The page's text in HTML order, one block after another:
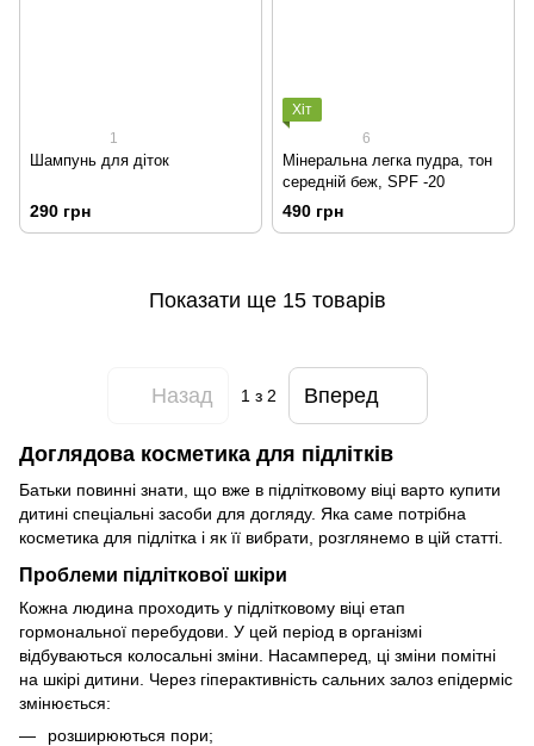
1
Шампунь для діток
290 грн
Хіт
6
Мінеральна легка пудра, тон
середній беж, SPF -20
490 грн
Показати ще 15 товарів
Назад 1з 2 Вперед
Доглядова косметика для підлітків
Батьки повинні знати, що вже в підлітковому віці варто купити
дитині спеціальні засоби для догляду. Яка саме потрібна
косметика для підлітка і як її вибрати, розглянемо в цій статті.
Проблеми підліткової шкіри
Кожна людина проходить у підлітковому віці етап
гормональної перебудови. У цей період в організмі
відбуваються колосальні зміни. Насамперед, ці зміни помітні
на шкірі дитини. Через гіперактивність сальних залоз епідерміс
змінюється:
розширюються пори;